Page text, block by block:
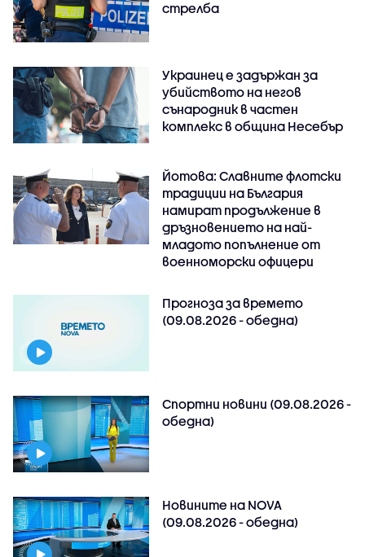
стрелба
Украинец е задържан за
убийството на негов
сънародник в частен
комплекс в община Несебър
Йотова: Славните флотски
традиции на България
намират продължение в
дръзновението на най-
младото попълнение от
военноморски офицери
Прогноза за времето
(09.08.2026 - обедна)
Спортни новини (09.08.2026 -
обедна)
Новините на NOVA
(09.08.2026 - обедна)